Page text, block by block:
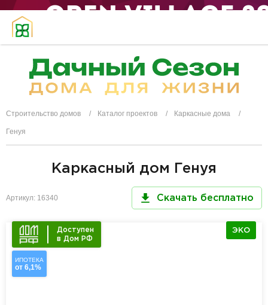
Строительство домов Каталог проектов Каркасные дома
Генуя
Каркасный дом Генуя
Артикул: 16340 Скачать бесплатно
Доступен
в Дом РФ
ИПОТЕКА
от 6,1%
ЭКО